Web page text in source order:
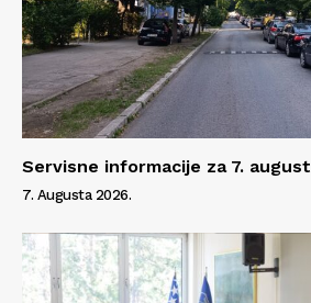
Servisne informacije za 7. august
7. Augusta 2026.